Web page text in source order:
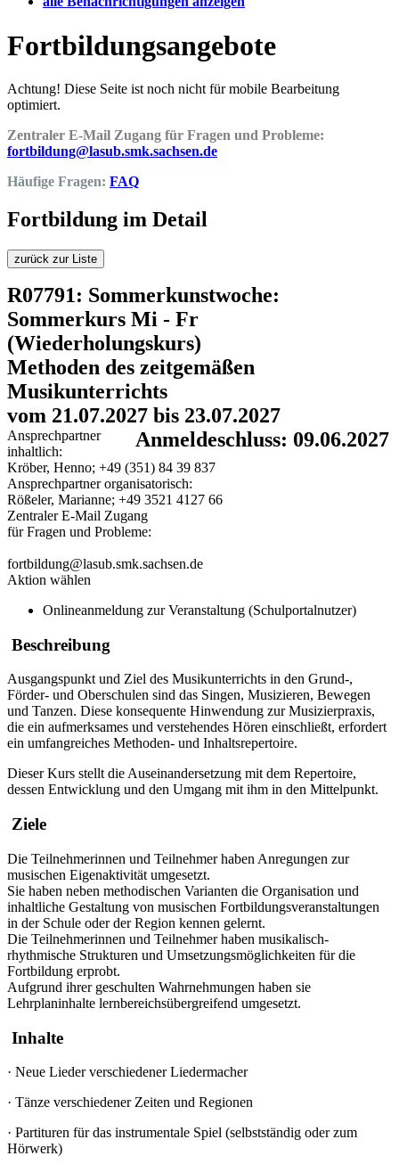
Fortbildungsangebote
Achtung! Diese Seite ist noch nicht für mobile Bearbeitung
optimiert.
Zentraler E-Mail Zugang für Fragen und Probleme:
fortbildung@lasub.smk.sachsen.de
Häufige Fragen: FAQ
Fortbildung im Detail
zurück zur Liste
R07791: Sommerkunstwoche:
Sommerkurs Mi - Fr
(Wiederholungskurs)
Methoden des zeitgemäßen
Musikunterrichts
vom 21.07.2027 bis 23.07.2027
Anmeldeschluss: 09.06.2027
Ansprechpartner
inhaltlich:
Kröber, Henno; +49 (351) 84 39 837
Ansprechpartner organisatorisch:
Rößeler, Marianne; +49 3521 4127 66
Zentraler E-Mail Zugang
für Fragen und Probleme:
fortbildung@lasub.smk.sachsen.de
Aktion wählen
Onlineanmeldung zur Veranstaltung (Schulportalnutzer)
Beschreibung
Ausgangspunkt und Ziel des Musikunterrichts in den Grund-,
Förder- und Oberschulen sind das Singen, Musizieren, Bewegen
und Tanzen. Diese konsequente Hinwendung zur Musizierpraxis,
die ein aufmerksames und verstehendes Hören einschließt, erfordert
ein umfangreiches Methoden- und Inhaltsrepertoire.
Dieser Kurs stellt die Auseinandersetzung mit dem Repertoire,
dessen Entwicklung und den Umgang mit ihm in den Mittelpunkt.
Ziele
Die Teilnehmerinnen und Teilnehmer haben Anregungen zur
musischen Eigenaktivität umgesetzt.
Sie haben neben methodischen Varianten die Organisation und
inhaltliche Gestaltung von musischen Fortbildungsveranstaltungen
in der Schule oder der Region kennen gelernt.
Die Teilnehmerinnen und Teilnehmer haben musikalisch-
rhythmische Strukturen und Umsetzungsmöglichkeiten für die
Fortbildung erprobt.
Aufgrund ihrer geschulten Wahrnehmungen haben sie
Lehrplaninhalte lernbereichsübergreifend umgesetzt.
Inhalte
· Neue Lieder verschiedener Liedermacher
· Tänze verschiedener Zeiten und Regionen
· Partituren für das instrumentale Spiel (selbstständig oder zum
Hörwerk)